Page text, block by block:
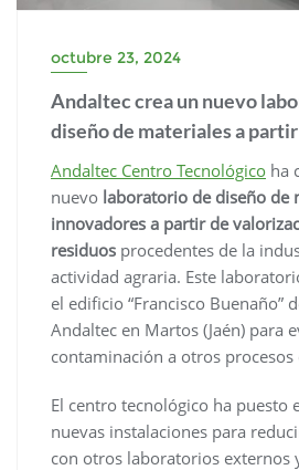
octubre 23, 2024
Andaltec crea un nuevo
diseño de materiales a
Andaltec Centro Tecnológico ha
nuevo laboratorio de diseño de
innovadores a partir de
residuos procedentes de la
actividad agraria. Este
el edificio “Francisco Buenaño”
Andaltec en Martos (Jaén) para
contaminación a otros procesos
El centro tecnológico ha puesto
nuevas instalaciones para
con otros laboratorios externos